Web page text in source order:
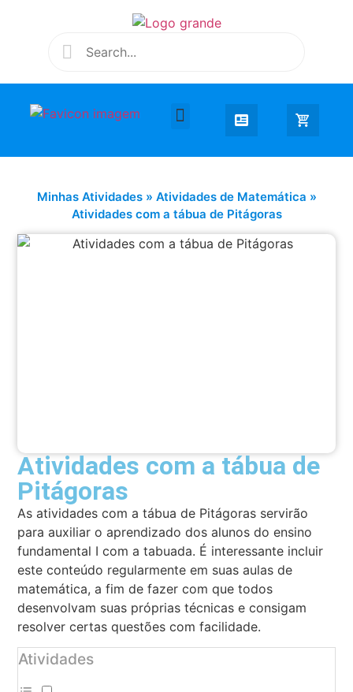
Minhas Atividades» Atividades de Matemática »
Atividades com a tábua de Pitágoras
Atividades com a tábua de
Pitágoras
As atividades com a tábua de Pitágoras servirão
para auxiliar o aprendizado dos alunos do ensino
fundamental I com a tabuada. É interessante incluir
este conteúdo regularmente em suas aulas de
matemática, a fim de fazer com que todos
desenvolvam suas próprias técnicas e consigam
resolver certas questões com facilidade.
Atividades